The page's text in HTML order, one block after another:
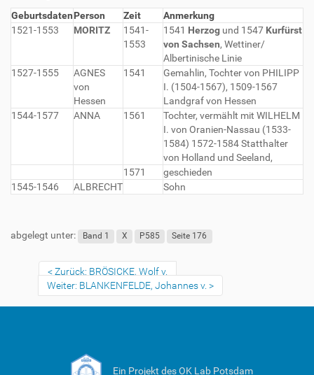
GeburtsdatenPerson Zeit
Anmerkung
1521-1553
MORITZ
1541-
1553
1541 Herzog und 1547 Kurfürst
von Sachsen, Wettiner/
Albertinische Linie
1527-1555
AGNES
von
Hessen
1541
Gemahlin, Tochter von PHILIPP
I. (1504-1567), 1509-1567
Landgraf von Hessen
1544-1577
ANNA 1561
Tochter, vermählt mit WILHELM
I. von Oranien-Nassau (1533-
1584) 1572-1584 Statthalter
von Holland und Seeland,
1571
geschieden
1545-1546
ALBRECHT Sohn
abgelegt unter: Band 1 X P585 Seite 176
Zurück: BRÖSICKE, Wolf v.
Weiter: BLANKENFELDE, Johannes v.
Ein Projekt des OK Lab Potsdam